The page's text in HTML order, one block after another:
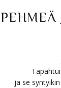
PEHMEÄ
ja se